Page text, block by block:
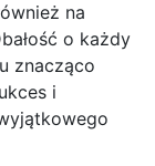
na
o każdy
znacząco
i